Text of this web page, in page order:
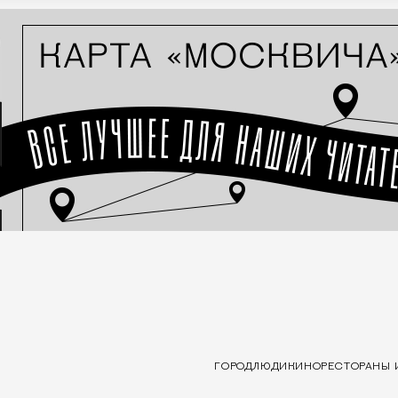
ГОРОДЛЮДИ КИНОРЕСТОРАНЫ